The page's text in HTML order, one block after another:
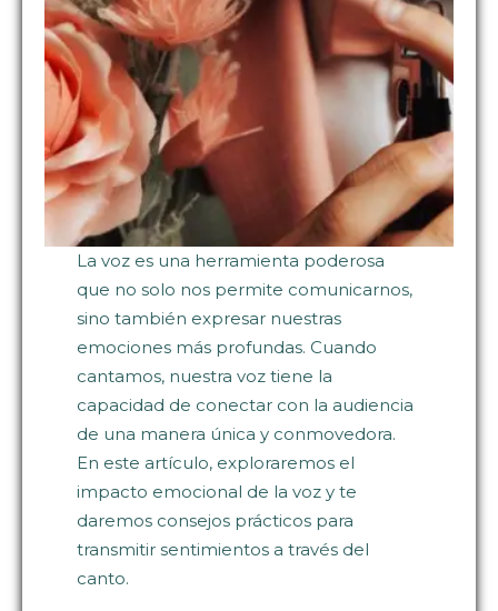
La voz es una herramienta poderosa
que no solo nos permite comunicarnos,
sino también expresar nuestras
emociones más profundas. Cuando
cantamos, nuestra voz tiene la
capacidad de conectar con la audiencia
de una manera única y conmovedora.
En este artículo, exploraremos el
impacto emocional de la voz y te
daremos consejos prácticos para
transmitir sentimientos a través del
canto.